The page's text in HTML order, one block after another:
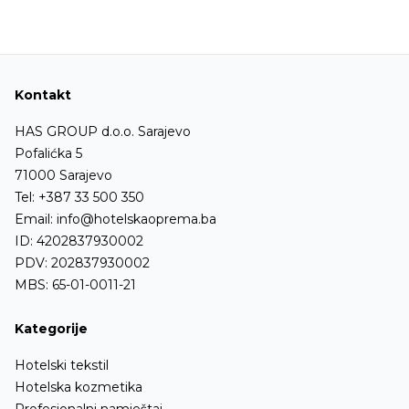
Ostalo
Kontakt
HAS GROUP d.o.o. Sarajevo
Pofalićka 5
71000 Sarajevo
Tel: +387 33 500 350
Email: info@hotelskaoprema.ba
ID: 4202837930002
PDV: 202837930002
MBS: 65-01-0011-21
Kategorije
Hotelski tekstil
Hotelska kozmetika